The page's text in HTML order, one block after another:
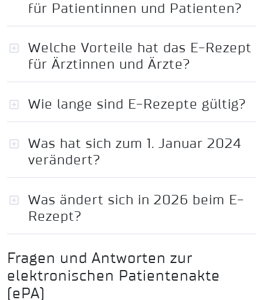
für Patientinnen und Patienten?
Welche Vorteile hat das E-Rezept
für Ärztinnen und Ärzte?
Wie lange sind E-Rezepte gültig?
Was hat sich zum 1. Januar 2024
verändert?
Was ändert sich in 2026 beim E-
Rezept?
Fragen und Antworten zur
elektronischen Patientenakte
(ePA)